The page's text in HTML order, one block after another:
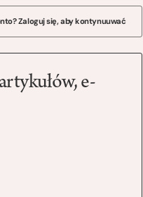
Zaloguj się, aby kontynuuwać
e-